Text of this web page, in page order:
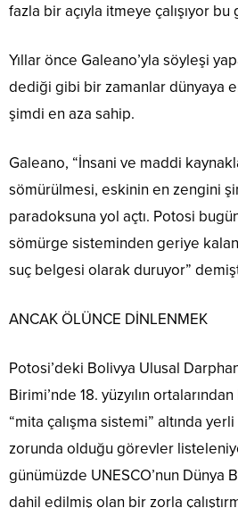
fazla bir açıyla itmeye çalışıyor
Yıllar önce Galeano’yla söyleşi
dediği gibi bir zamanlar dünyaya
şimdi en aza sahip.
Galeano, “İnsani ve maddi
sömürülmesi, eskinin en zengini
paradoksuna yol açtı. Potosi
sömürge sisteminden geriye
suç belgesi olarak duruyor”
ANCAK ÖLÜNCE DİNLENMEK
Potosi’deki Bolivya Ulusal
Birimi’nde 18. yüzyılın
“mita çalışma sistemi” altında
zorunda olduğu görevler
günümüzde UNESCO’nun Dünya
dahil edilmiş olan bir zorla